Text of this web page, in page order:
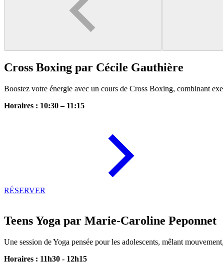
Cross Boxing par Cécile Gauthière
Boostez votre énergie avec un cours de Cross Boxing, combinant
Horaires : 10:30 – 11:15
RÉSERVER
Teens Yoga par Marie-Caroline Peponnet
Une session de Yoga pensée pour les adolescents, mêlant
Horaires : 11h30 - 12h15